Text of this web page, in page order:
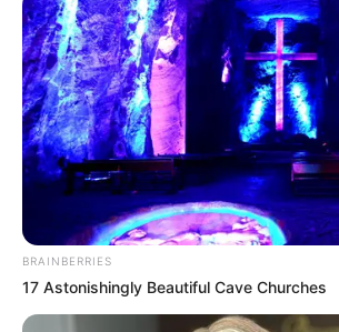
Hidden Sins: 15 Bible Prohibited
Commit!
BRAINBERRIES
BRAINBERRIES
17 Astonishingly Beautiful Cave Churches